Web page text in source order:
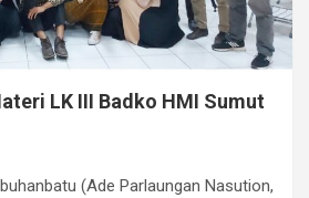
LK III Badko HMI Sumut
(Ade Parlaungan Nasution,